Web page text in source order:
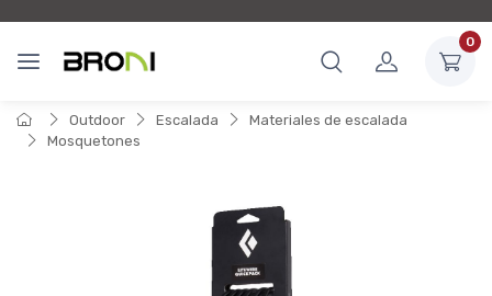
0
Outdoor Escalada
Materiales de escalada
Mosquetones